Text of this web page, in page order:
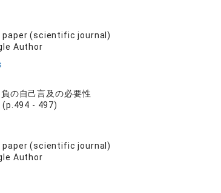
paper (scientific journal)
Author
の自己言及の必要性
- 497)
paper (scientific journal)
Author